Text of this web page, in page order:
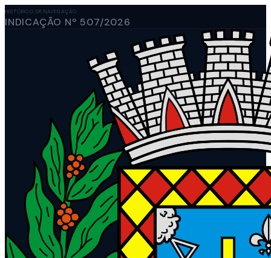
HISTÓRICO DE NAVEGAÇÃO
INDICAÇÃO Nº 507/2026